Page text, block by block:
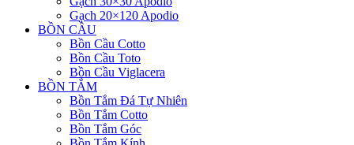
Gạch 20×120 Apodio
BỒN CẦU
Bồn Cầu Cotto
Bồn Cầu Toto
Bồn Cầu Viglacera
BỒN TẮM
Bồn Tắm Đá Tự Nhiên
Bồn Tắm Cotto
Bồn Tắm Góc